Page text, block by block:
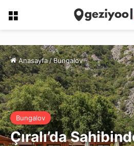
Menü
Anasayfa/Bungalov
Bungalov
Çıralı’da